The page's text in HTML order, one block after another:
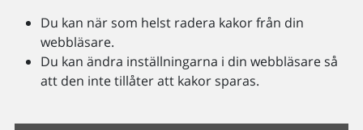
Du kan när som helst radera kakor från din
webbläsare.
Du kan ändra inställningarna i din webbläsare så
att den inte tillåter att kakor sparas.